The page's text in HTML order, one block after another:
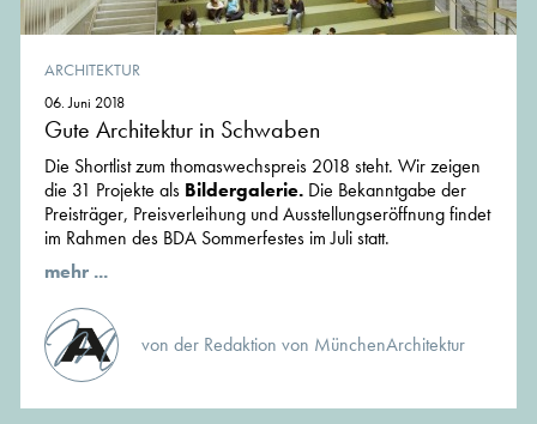
ARCHITEKTUR
06. Juni 2018
Gute Architektur in Schwaben
Die Shortlist zum thomaswechspreis 2018 steht. Wir zeigen
die 31 Projekte als Bildergalerie. Die Bekanntgabe der
Preisträger, Preisverleihung und Ausstellungseröffnung findet
im Rahmen des BDA Sommerfestes im Juli statt.
mehr ...
von der Redaktion von MünchenArchitektur